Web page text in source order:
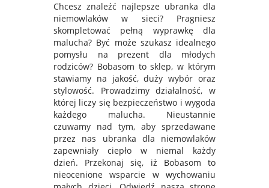
Chcesz znaleźć najlepsze ubranka dla
niemowlaków w sieci? Pragniesz
skompletować pełną wyprawkę dla
malucha? Być może szukasz idealnego
pomysłu na prezent dla młodych
rodziców? Bobasom to sklep, w którym
stawiamy na jakość, duży wybór oraz
stylowość. Prowadzimy działalność, w
której liczy się bezpieczeństwo i wygoda
każdego malucha. Nieustannie
czuwamy nad tym, aby sprzedawane
przez nas ubranka dla niemowlaków
zapewniały ciepło w niemal każdy
dzień. Przekonaj się, iż Bobasom to
nieocenione wsparcie w wychowaniu